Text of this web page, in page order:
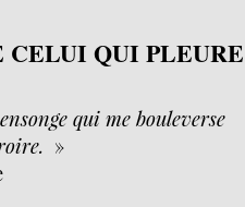
QUI PLEURE
qui me bouleverse
»